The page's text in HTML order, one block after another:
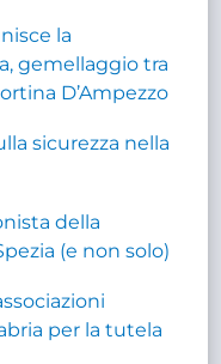
la
gemellaggio tra
D’Ampezzo
sicurezza nella
della
(e non solo)
per la tutela